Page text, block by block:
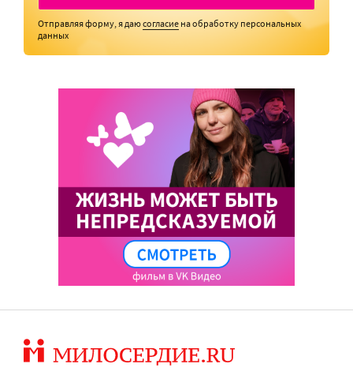
Отправляя форму, я даюсогласие на обработку персональных
данных